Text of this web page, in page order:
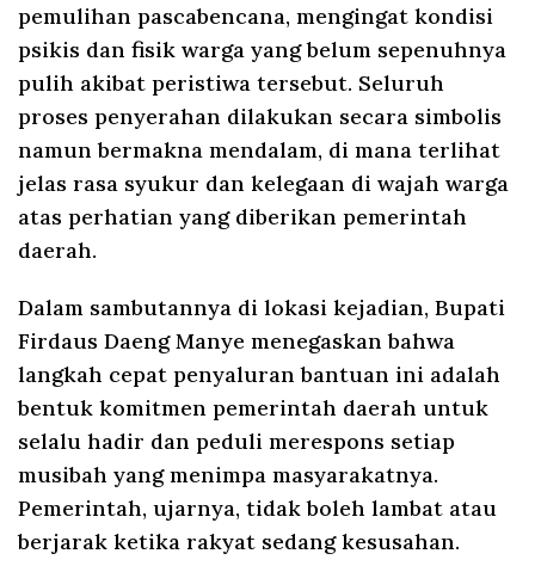
pemulihan pascabencana, mengingat kondisi
psikis dan fisik warga yang belum sepenuhnya
pulih akibat peristiwa tersebut. Seluruh
proses penyerahan dilakukan secara simbolis
namun bermakna mendalam, di mana terlihat
jelas rasa syukur dan kelegaan di wajah warga
atas perhatian yang diberikan pemerintah
daerah.
Dalam sambutannya di lokasi kejadian, Bupati
Firdaus Daeng Manye menegaskan bahwa
langkah cepat penyaluran bantuan ini adalah
bentuk komitmen pemerintah daerah untuk
selalu hadir dan peduli merespons setiap
musibah yang menimpa masyarakatnya.
Pemerintah, ujarnya, tidak boleh lambat atau
berjarak ketika rakyat sedang kesusahan.